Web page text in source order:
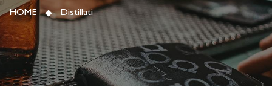
HOME Distillati